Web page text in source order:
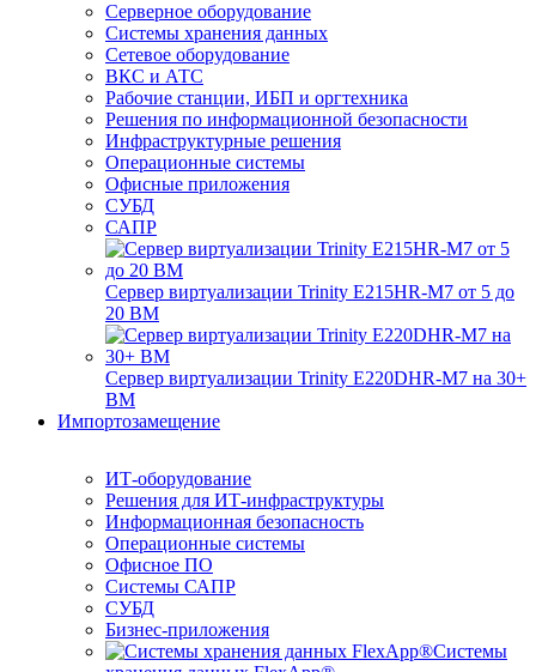
Серверное оборудование
Системы хранения данных
Сетевое оборудование
ВКС и АТС
Рабочие станции, ИБП и оргтехника
Решения по информационной безопасности
Инфраструктурные решения
Операционные системы
Офисные приложения
СУБД
САПР
Сервер виртуализации Trinity E215HR-M7 от 5 до
20 ВМ
Сервер виртуализации Trinity E220DHR-M7 на 30+
ВМ
Импортозамещение
ИТ-оборудование
Решения для ИТ-инфраструктуры
Информационная безопасность
Операционные системы
Офисное ПО
Системы САПР
СУБД
Бизнес-приложения
Системы